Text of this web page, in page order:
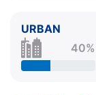
URBAN
40%